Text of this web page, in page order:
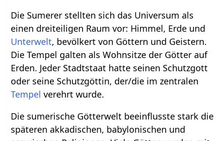
Die Sumerer stellten sich das Universum als
einen dreiteiligen Raum vor: Himmel, Erde und
Unterwelt, bevölkert von Göttern und Geistern.
Die Tempel galten als Wohnsitze der Götter auf
Erden. Jeder Stadtstaat hatte seinen Schutzgott
oder seine Schutzgöttin, der/die im zentralen
Tempel verehrt wurde.
Die sumerische Götterwelt beeinflusste stark die
späteren akkadischen, babylonischen und